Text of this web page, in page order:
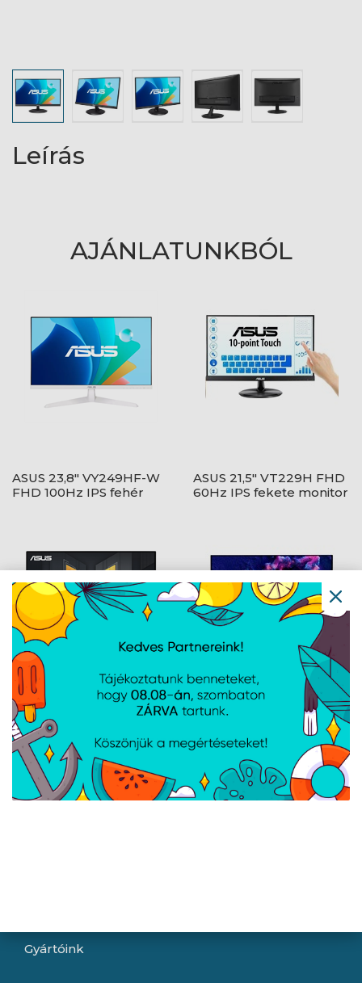
Leírás
AJÁNLATUNKBÓL
ASUS 23,8" VY249HF-W
FHD 100Hz IPS fehér
ASUS 21,5" VT229H FHD
60Hz IPS fekete monitor
ASUS 23,8" TUF
VG249QE5A FHD 146Hz
IPS fekete monitor
ASUS 26,5" ROG
XG27AQWMG QHD
280Hz WOLED fekete
monitor
Gyártóink